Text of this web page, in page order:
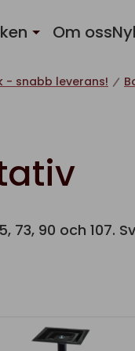
Om oss
- snabb leverans!
90 och 107.